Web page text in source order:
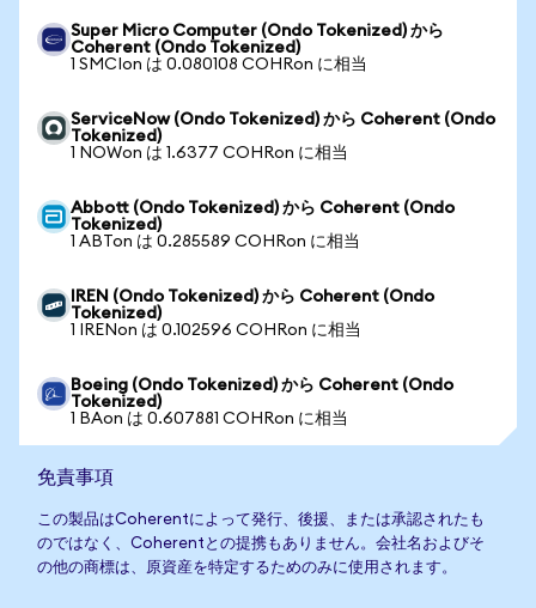
Super Micro Computer (Ondo Tokenized) から
Coherent (Ondo Tokenized)
1 SMCIon は 0.080108 COHRon に相当
ServiceNow (Ondo Tokenized) から Coherent (Ondo
Tokenized)
1 NOWon は 1.6377 COHRon に相当
Abbott (Ondo Tokenized) から Coherent (Ondo
Tokenized)
1 ABTon は 0.285589 COHRon に相当
IREN (Ondo Tokenized) から Coherent (Ondo
Tokenized)
1 IRENon は 0.102596 COHRon に相当
Boeing (Ondo Tokenized) から Coherent (Ondo
Tokenized)
1 BAon は 0.607881 COHRon に相当
免責事項
この製品はCoherentによって発行、後援、または承認されたも
のではなく、Coherentとの提携もありません。会社名およびそ
の他の商標は、原資産を特定するためのみに使用されます。